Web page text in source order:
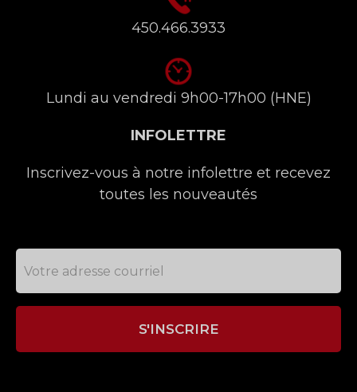
450.466.3933
Lundi au vendredi 9h00-17h00 (HNE)
INFOLETTRE
Inscrivez-vous à notre infolettre et recevez
toutes les nouveautés